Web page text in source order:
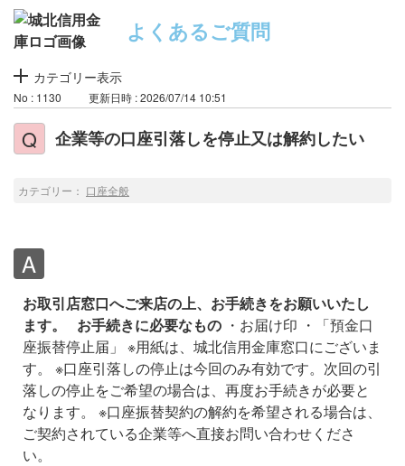
よくあるご質問
カテゴリー表示
No : 1130 更新日時 : 2026/07/14 10:51
企業等の口座引落しを停止又は解約したい
カテゴリー： 口座全般
お取引店窓口へご来店の上、お手続きをお願いいたし
ます。
お手続きに必要なもの ・お届け印 ・「預金口
座振替停止届」 ※用紙は、城北信用金庫窓口にございま
す。
※口座引落しの停止は今回のみ有効です。次回の引
落しの停止をご希望の場合は、再度お手続きが必要と
なります。
※口座振替契約の解約を希望される場合は、
ご契約されている企業等へ直接お問い合わせくださ
い。